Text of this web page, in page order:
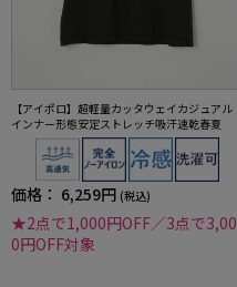
【アイポロ】超軽量カッタウェイカジュアル
インナー形態安定ストレッチ吸汗速乾春夏
価格： 6,259円 (税込)
★2点で1,000円OFF／3点で3,00
0円OFF対象